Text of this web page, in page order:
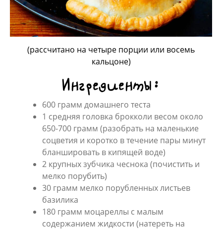
(рассчитано на четыре порции или восемь
кальцоне)
Ингредиенты:
600 грамм домашнего теста
1 средняя головка брокколи весом около
650-700 грамм (разобрать на маленькие
соцветия и коротко в течение пары минут
бланшировать в кипящей воде)
2 крупных зубчика чеснока (почистить и
мелко порубить)
30 грамм мелко порубленных листьев
базилика
180 грамм моцареллы с малым
содержанием жидкости (натереть на